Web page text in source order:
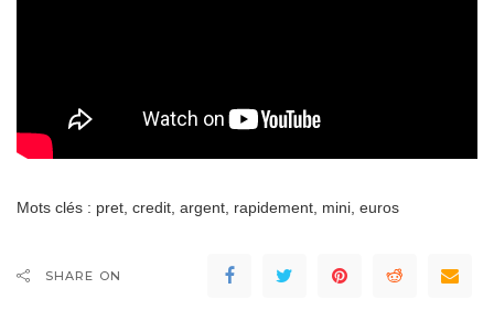
Mots clés : pret, credit, argent, rapidement, mini, euros
SHARE ON